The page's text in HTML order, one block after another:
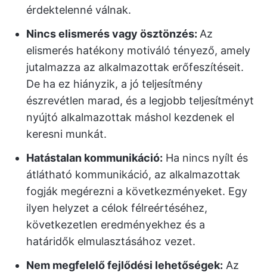
érdektelenné válnak.
Nincs elismerés vagy ösztönzés: Az
elismerés hatékony motiváló tényező, amely
jutalmazza az alkalmazottak erőfeszítéseit.
De ha ez hiányzik, a jó teljesítmény
észrevétlen marad, és a legjobb teljesítményt
nyújtó alkalmazottak máshol kezdenek el
keresni munkát.
Hatástalan kommunikáció: Ha nincs nyílt és
átlátható kommunikáció, az alkalmazottak
fogják megérezni a következményeket. Egy
ilyen helyzet a célok félreértéséhez,
következetlen eredményekhez és a
határidők elmulasztásához vezet.
Nem megfelelő fejlődési lehetőségek: Az